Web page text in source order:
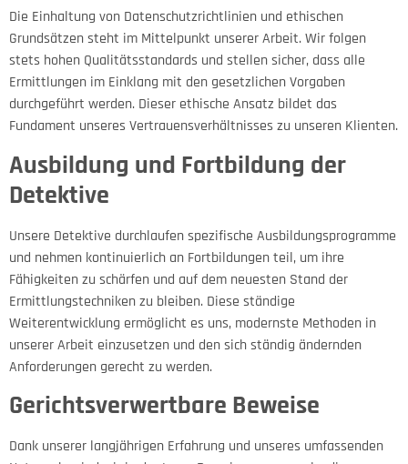
Die Einhaltung von Datenschutzrichtlinien und ethischen
Grundsätzen steht im Mittelpunkt unserer Arbeit. Wir folgen
stets hohen Qualitätsstandards und stellen sicher, dass alle
Ermittlungen im Einklang mit den gesetzlichen Vorgaben
durchgeführt werden. Dieser ethische Ansatz bildet das
Fundament unseres Vertrauensverhältnisses zu unseren Klienten.
Ausbildung und Fortbildung der
Detektive
Unsere Detektive durchlaufen spezifische Ausbildungsprogramme
und nehmen kontinuierlich an Fortbildungen teil, um ihre
Fähigkeiten zu schärfen und auf dem neuesten Stand der
Ermittlungstechniken zu bleiben. Diese ständige
Weiterentwicklung ermöglicht es uns, modernste Methoden in
unserer Arbeit einzusetzen und den sich ständig ändernden
Anforderungen gerecht zu werden.
Gerichtsverwertbare Beweise
Dank unserer langjährigen Erfahrung und unseres umfassenden